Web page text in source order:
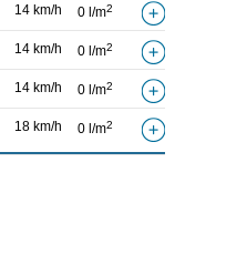
14 km/h 0 l/m2
14 km/h 0 l/m2
14 km/h 0 l/m2
18 km/h 0 l/m2